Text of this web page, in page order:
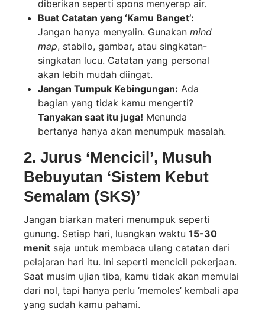
diberikan seperti spons menyerap air.
Buat Catatan yang ‘Kamu Banget’:
Jangan hanya menyalin. Gunakan mind
map, stabilo, gambar, atau singkatan-
singkatan lucu. Catatan yang personal
akan lebih mudah diingat.
Jangan Tumpuk Kebingungan: Ada
bagian yang tidak kamu mengerti?
Tanyakan saat itu juga! Menunda
bertanya hanya akan menumpuk masalah.
2. Jurus ‘Mencicil’, Musuh
Bebuyutan ‘Sistem Kebut
Semalam (SKS)’
Jangan biarkan materi menumpuk seperti
gunung. Setiap hari, luangkan waktu 15-30
menit saja untuk membaca ulang catatan dari
pelajaran hari itu. Ini seperti mencicil pekerjaan.
Saat musim ujian tiba, kamu tidak akan memulai
dari nol, tapi hanya perlu ‘memoles’ kembali apa
yang sudah kamu pahami.